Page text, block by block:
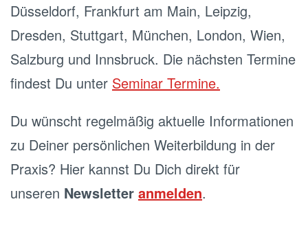
Düsseldorf, Frankfurt am Main, Leipzig,
Dresden, Stuttgart, München, London, Wien,
Salzburg und Innsbruck. Die nächsten Termine
findest Du unter Seminar Termine.
Du wünscht regelmäßig aktuelle Informationen
zu Deiner persönlichen Weiterbildung in der
Praxis? Hier kannst Du Dich direkt für
unseren Newsletter anmelden.